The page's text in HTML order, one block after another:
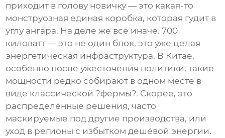
приходит в голову новичку — это какая-то
монструозная единая коробка, которая гудит в
углу ангара. На деле же всё иначе. 700
киловатт — это не один блок, это уже целая
энергетическая инфраструктура. В Китае,
особенно после ужесточения политики, такие
мощности редко собирают в одном месте в
виде классической ?фермы?. Скорее, это
распределённые решения, часто
маскируемые под другие производства, или
уход в регионы с избытком дешёвой энергии.